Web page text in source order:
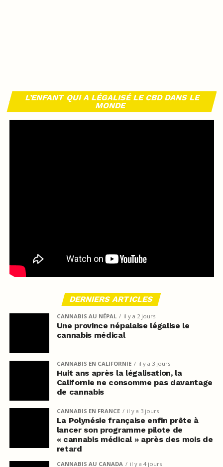
L’ENFANT QUI A LÉGALISÉ LE CBD DANS LE
MONDE
DERNIERS ARTICLES
CANNABIS AU NÉPAL il y a 2 jours
Une province népalaise légalise le
cannabis médical
CANNABIS EN CALIFORNIE il y a 3 jours
Huit ans après la légalisation, la
Californie ne consomme pas davantage
de cannabis
CANNABIS EN FRANCE il y a 3 jours
La Polynésie française enfin prête à
lancer son programme pilote de
« cannabis médical » après des mois de
retard
CANNABIS AU CANADA il y a 4 jours